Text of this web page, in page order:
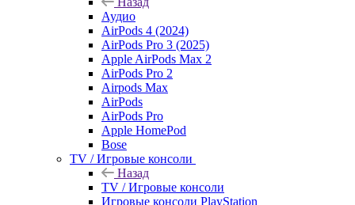
Аудио
AirPods 4 (2024)
AirPods Pro 3 (2025)
Apple AirPods Max 2
AirPods Pro 2
Airpods Max
AirPods
AirPods Pro
Apple HomePod
Bose
TV / Игровые консоли
Назад
TV / Игровые консоли
Игровые консоли PlayStation